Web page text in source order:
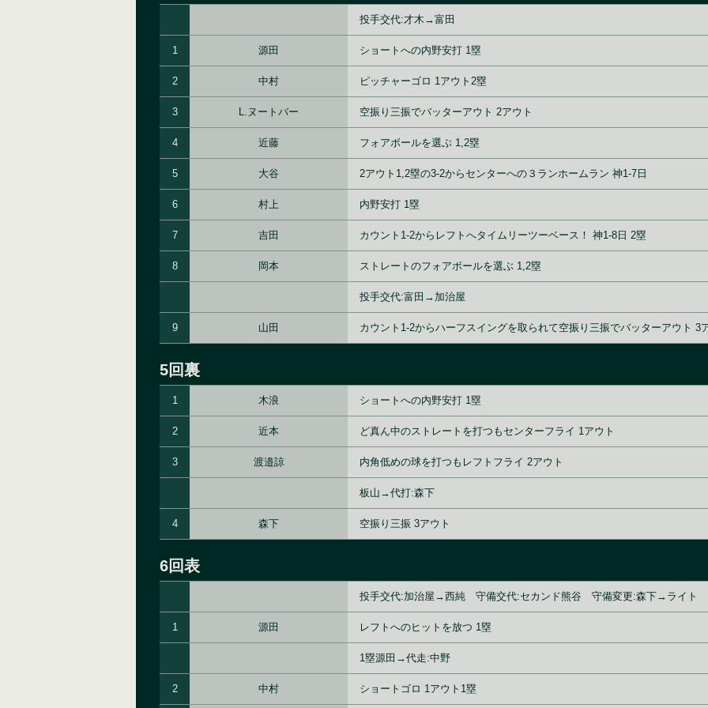
投手交代:才木→富田
1 源田 ショートへの内野安打 1塁
2 中村 ピッチャーゴロ 1アウト2塁
3 L.ヌートバー 空振り三振でバッターアウト 2アウト
4 近藤 フォアボールを選ぶ 1,2塁
5 大谷 2アウト1,2塁の3-2からセンターへの３ランホームラン 神1-7日
6 村上 内野安打 1塁
7 吉田 カウント1-2からレフトへタイムリーツーベース！ 神1-8日 2塁
8 岡本 ストレートのフォアボールを選ぶ 1,2塁
投手交代:富田→加治屋
9 山田 カウント1-2からハーフスイングを取られて空振り三振でバッターアウト 3
5回裏
1 木浪 ショートへの内野安打 1塁
2 近本 ど真ん中のストレートを打つもセンターフライ 1アウト
3 渡邉諒 内角低めの球を打つもレフトフライ 2アウト
板山→代打:森下
4 森下 空振り三振 3アウト
6回表
投手交代:加治屋→西純 守備交代:セカンド熊谷 守備変更:森下→ライト
1 源田 レフトへのヒットを放つ 1塁
1塁源田→代走:中野
2 中村 ショートゴロ 1アウト1塁